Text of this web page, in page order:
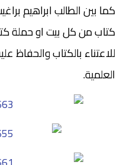
كما بين الطالب ابراهيم
كتاب من كل بيت او حملة
للاعتناء بالكتاب والحفاظ
العلمية.